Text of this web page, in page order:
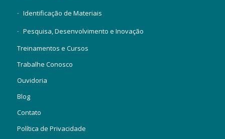
Identificação de Materiais
Pesquisa, Desenvolvimento e Inovação
Treinamentos e Cursos
Trabalhe Conosco
Ouvidoria
Blog
Contato
Política de Privacidade